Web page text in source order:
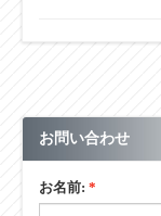
お問い合わせ
お名前: *